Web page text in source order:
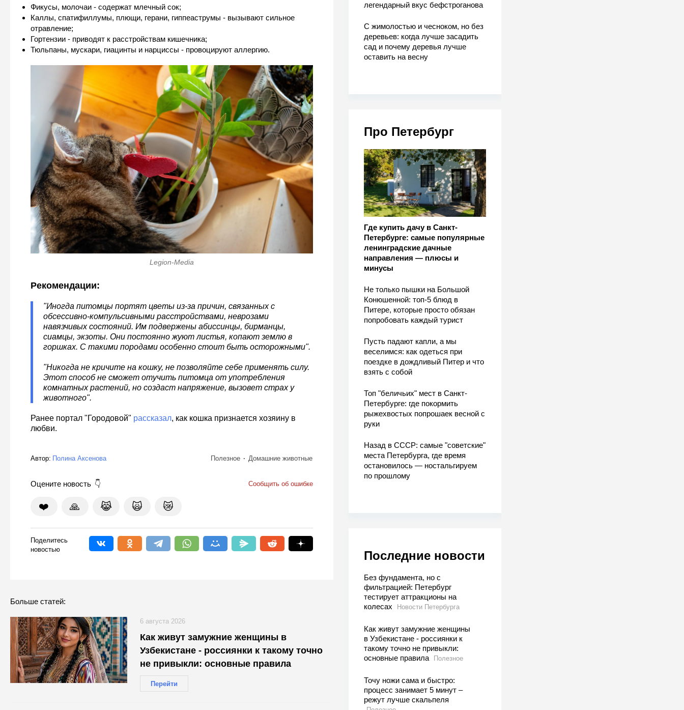
легендарный вкус бефстроганова
С жимолостью и чесноком, но без
деревьев: когда лучше засадить
сад и почему деревья лучше
оставить на весну
Про Петербург
Где купить дачу в Санкт-
Петербурге: самые популярные
ленинградские дачные
направления — плюсы и
минусы
Не только пышки на Большой
Конюшенной: топ-5 блюд в
Питере, которые просто обязан
попробовать каждый турист
Пусть падают капли, а мы
веселимся: как одеться при
поездке в дождливый Питер и что
взять с собой
Топ "беличьих" мест в Санкт-
Петербурге: где покормить
рыжехвостых попрошаек весной с
руки
Назад в СССР: самые "советские"
места Петербурга, где время
остановилось — ностальгируем
по прошлому
Последние новости
Без фундамента, но с
фильтрацией: Петербург
тестирует аттракционы на
колесах
Новости Петербурга
Как живут замужние женщины
в Узбекистане - россиянки к
такому точно не привыкли:
основные правила
Полезное
Точу ножи сама и быстро:
процесс занимает 5 минут –
режут лучше скальпеля
Фикусы, молочаи - содержат млечный сок;
Каллы, спатифиллумы, плющи, герани, гиппеаструмы - вызывают сильное
отравление;
Гортензии - приводят к расстройствам кишечника;
Тюльпаны, мускари, гиацинты и нарциссы - провоцируют аллергию.
Legion-Media
Рекомендации:
"Иногда питомцы портят цветы из-за причин, связанных с
обсессивно-компульсивными расстройствами, неврозами
навязчивых состояний. Им подвержены абиссинцы, бирманцы,
сиамцы, экзоты. Они постоянно жуют листья, копают землю в
горшках. С такими породами особенно стоит быть осторожными".
"Никогда не кричите на кошку, не позволяйте себе применять силу.
Этот способ не сможет отучить питомца от употребления
комнатных растений, но создаст напряжение, вызовет страх у
животного".
Ранее портал "Городовой" рассказал, как кошка признается хозяину в
любви.
Автор: Полина Аксенова Полезное Домашние животные
Оцените новость Сообщить об ошибке
❤️ 🙏 😹 🙀 😿
Поделитесь
новостью
Больше статей:
Как живут замужние женщины в
Узбекистане - россиянки к такому точно
не привыкли: основные правила
Перейти
6 августа 2026